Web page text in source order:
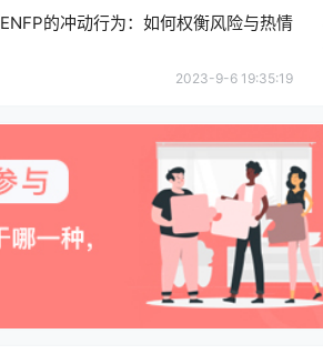
ENFP的冲动行为：如何权衡风险与热情
2023-9-6 19:35:19